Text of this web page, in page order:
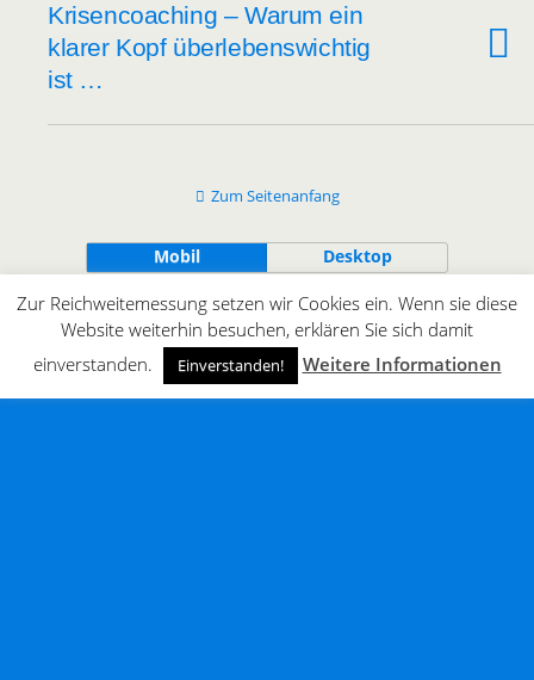
Krisencoaching – Warum ein
klarer Kopf überlebenswichtig
ist …
Zum Seitenanfang
Mobil Desktop
All content Copyright © innergaming.de | BLOG
Zur Reichweitemessung setzen wir Cookies ein. Wenn sie diese
Website weiterhin besuchen, erklären Sie sich damit
einverstanden.
Einverstanden! Weitere Informationen